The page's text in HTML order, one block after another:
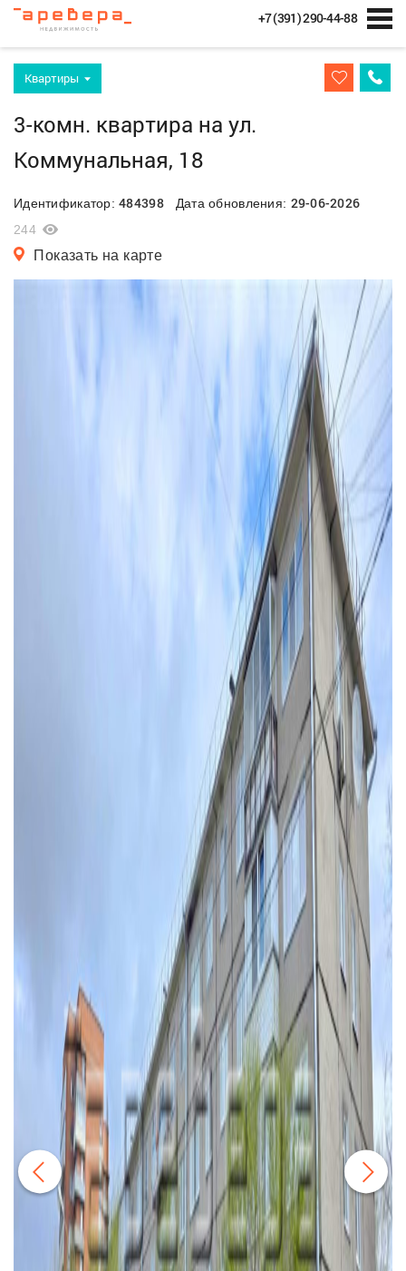
+7 (391) 290-44-88
Квартиры
3-комн. квартира на ул.
Коммунальная, 18
Идентификатор:484398Дата обновления: 29-06-2026
244
Показать на карте